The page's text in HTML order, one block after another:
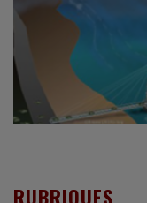
RUBRIQUES